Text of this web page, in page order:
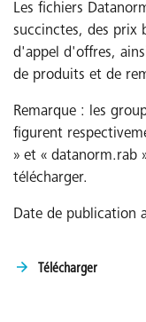
Les fichiers
succinctes, des prix
d'appel d'offres,
de produits et de
Remarque : les
figurent
» et « datanorm.rab
télécharger.
Date de publication
Télécharger